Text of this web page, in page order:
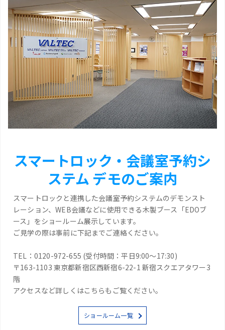
スマートロック・会議室予約シ
ステム デモのご案内
スマートロックと連携した会議室予約システムのデモンスト
レーション、WEB会議などに使用できる木製ブース「EDOブ
ース」をショールーム展示しています。
ご見学の際は事前に下記までご連絡ください。
TEL：0120-972-655 (受付時間：平日9:00～17:30)
〒163-1103 東京都新宿区西新宿6-22-1 新宿スクエアタワー3
階
アクセスなど詳しくはこちらもご覧ください。
ショールーム一覧